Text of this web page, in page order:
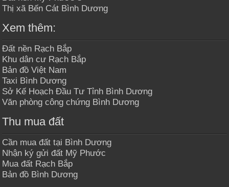
Thị xã Bến Cát Bình Dương
Xem thêm:
Đất nền Rạch Bắp
Khu dân cư Rạch Bắp
Bản đồ Việt Nam
Taxi Bình Dương
Sở Kế Hoạch Đầu Tư Tỉnh Bình Dương
Văn phòng công chứng Bình Dương
Thu mua đất
Cần mua đất tại Bình Dương
Nhận ký gửi đất Mỹ Phước
Mua đất Rạch Bắp
Bản đồ Bình Dương